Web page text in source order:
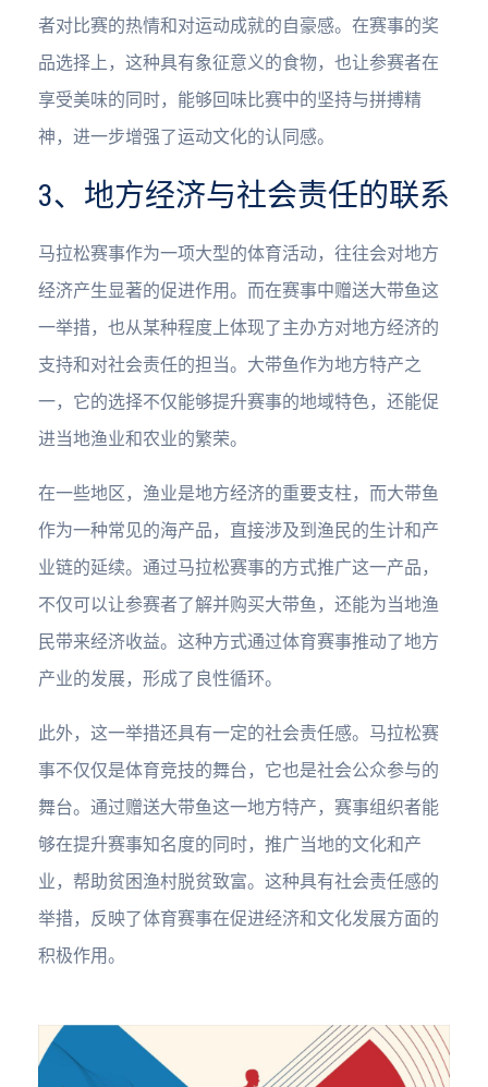
者对比赛的热情和对运动成就的自豪感。在赛事的奖
品选择上，这种具有象征意义的食物，也让参赛者在
享受美味的同时，能够回味比赛中的坚持与拼搏精
神，进一步增强了运动文化的认同感。
3、地方经济与社会责任的联系
马拉松赛事作为一项大型的体育活动，往往会对地方
经济产生显著的促进作用。而在赛事中赠送大带鱼这
一举措，也从某种程度上体现了主办方对地方经济的
支持和对社会责任的担当。大带鱼作为地方特产之
一，它的选择不仅能够提升赛事的地域特色，还能促
进当地渔业和农业的繁荣。
在一些地区，渔业是地方经济的重要支柱，而大带鱼
作为一种常见的海产品，直接涉及到渔民的生计和产
业链的延续。通过马拉松赛事的方式推广这一产品，
不仅可以让参赛者了解并购买大带鱼，还能为当地渔
民带来经济收益。这种方式通过体育赛事推动了地方
产业的发展，形成了良性循环。
此外，这一举措还具有一定的社会责任感。马拉松赛
事不仅仅是体育竞技的舞台，它也是社会公众参与的
舞台。通过赠送大带鱼这一地方特产，赛事组织者能
够在提升赛事知名度的同时，推广当地的文化和产
业，帮助贫困渔村脱贫致富。这种具有社会责任感的
举措，反映了体育赛事在促进经济和文化发展方面的
积极作用。